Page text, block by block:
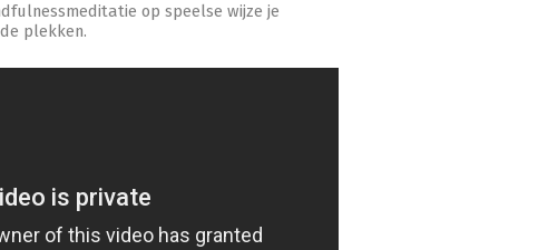
op speelse wijze je
plekken.